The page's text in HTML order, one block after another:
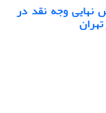
نهایی وجه نقد در